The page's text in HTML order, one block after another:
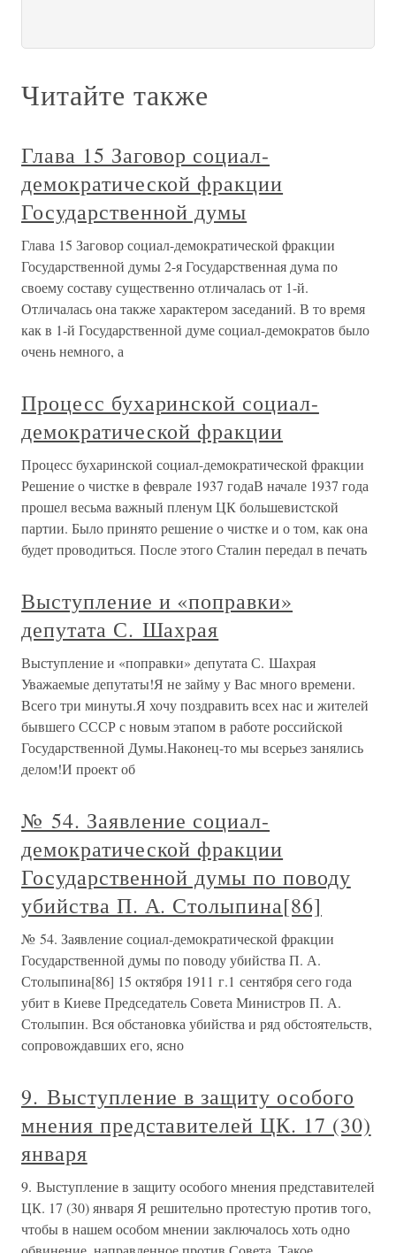
Читайте также
Глава 15 Заговор социал-
демократической фракции
Государственной думы
Глава 15 Заговор социал-демократической фракции
Государственной думы 2-я Государственная дума по
своему составу существенно отличалась от 1-й.
Отличалась она также характером заседаний. В то время
как в 1-й Государственной думе социал-демократов было
очень немного, а
Процесс бухаринской социал-
демократической фракции
Процесс бухаринской социал-демократической фракции
Решение о чистке в феврале 1937 годаВ начале 1937 года
прошел весьма важный пленум ЦК большевистской
партии. Было принято решение о чистке и о том, как она
будет проводиться. После этого Сталин передал в печать
Выступление и «поправки»
депутата С. Шахрая
Выступление и «поправки» депутата С. Шахрая
Уважаемые депутаты!Я не займу у Вас много времени.
Всего три минуты.Я хочу поздравить всех нас и жителей
бывшего СССР с новым этапом в работе российской
Государственной Думы.Наконец-то мы всерьез занялись
делом!И проект об
№ 54. Заявление социал-
демократической фракции
Государственной думы по поводу
убийства П. А. Столыпина[86]
№ 54. Заявление социал-демократической фракции
Государственной думы по поводу убийства П. А.
Столыпина[86] 15 октября 1911 г.1 сентября сего года
убит в Киеве Председатель Совета Министров П. А.
Столыпин. Вся обстановка убийства и ряд обстоятельств,
сопровождавших его, ясно
9. Выступление в защиту особого
мнения представителей ЦК. 17 (30)
января
9. Выступление в защиту особого мнения представителей
ЦК. 17 (30) января Я решительно протестую против того,
чтобы в нашем особом мнении заключалось хоть одно